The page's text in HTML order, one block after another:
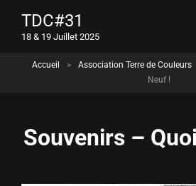
TDC#31
18 & 19 Juillet 2025
Accueil > Association Terre de Couleurs
Neuf !
Souvenirs –